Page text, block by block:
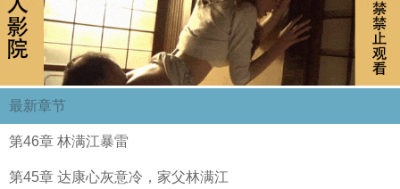
最新章节
第46章 林满江暴雷
第45章 达康心灰意冷，家父林满江